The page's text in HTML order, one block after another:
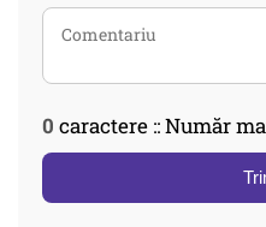
0 caractere :: Număr